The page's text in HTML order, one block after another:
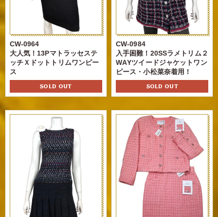
CW-0964
大人気！13Pマトラッセステ
ッチＸドットトリムワンピー
ス
SOLD OUT
CW-0984
入手困難！20SSラメトリム２
WAYツイードジャケットワン
ピース・小松菜奈着用！
SOLD OUT